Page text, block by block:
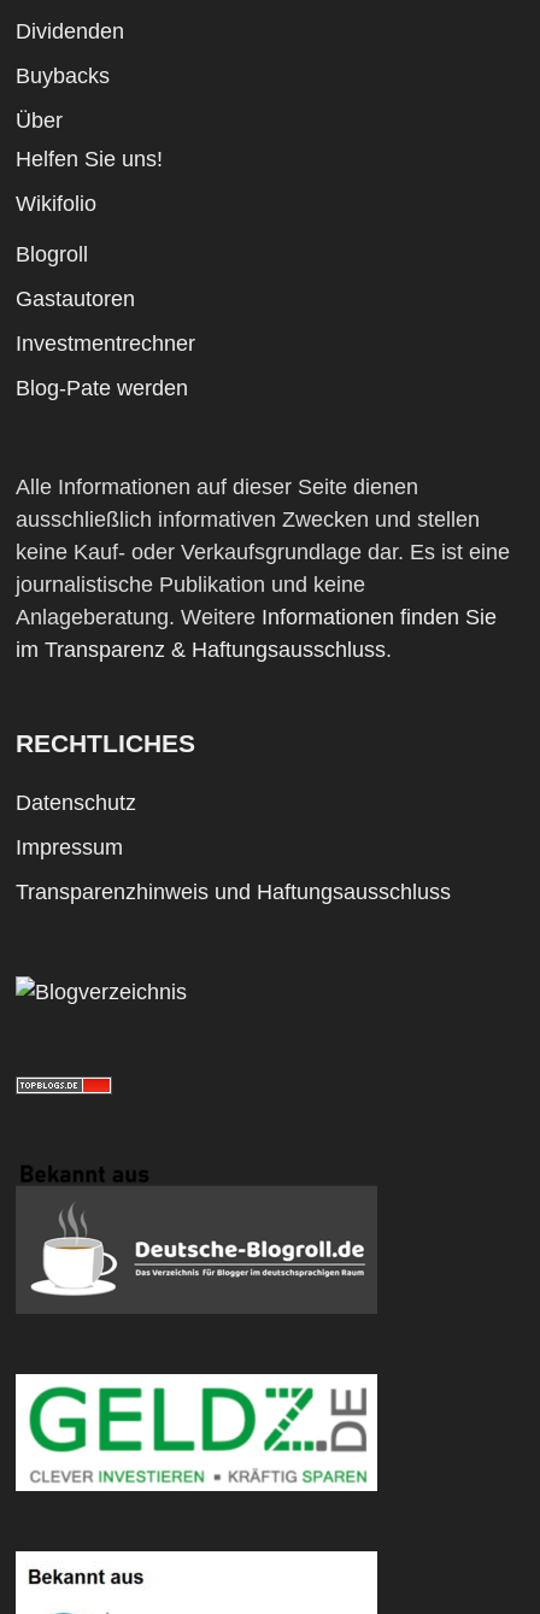
Dividenden
Buybacks
Über
Helfen Sie uns!
Wikifolio
Blogroll
Gastautoren
Investmentrechner
Blog-Pate werden
Alle Informationen auf dieser Seite dienen
ausschließlich informativen Zwecken und stellen
keine Kauf- oder Verkaufsgrundlage dar. Es ist eine
journalistische Publikation und keine
Anlageberatung. Weitere Informationen finden Sie
im Transparenz & Haftungsausschluss.
RECHTLICHES
Datenschutz
Impressum
Transparenzhinweis und Haftungsausschluss